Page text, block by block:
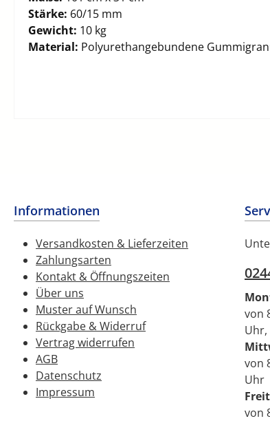
Stärke: 60/15 mm
Gewicht: 10 kg
Material: Polyurethangebundene
Informationen
Versandkosten & Lieferzeiten
Zahlungsarten
Kontakt & Öffnungszeiten
Über uns
Muster auf Wunsch
Rückgabe & Widerruf
Vertrag widerrufen
AGB
Datenschutz
Impressum
von
Uhr,
von
Uhr
von